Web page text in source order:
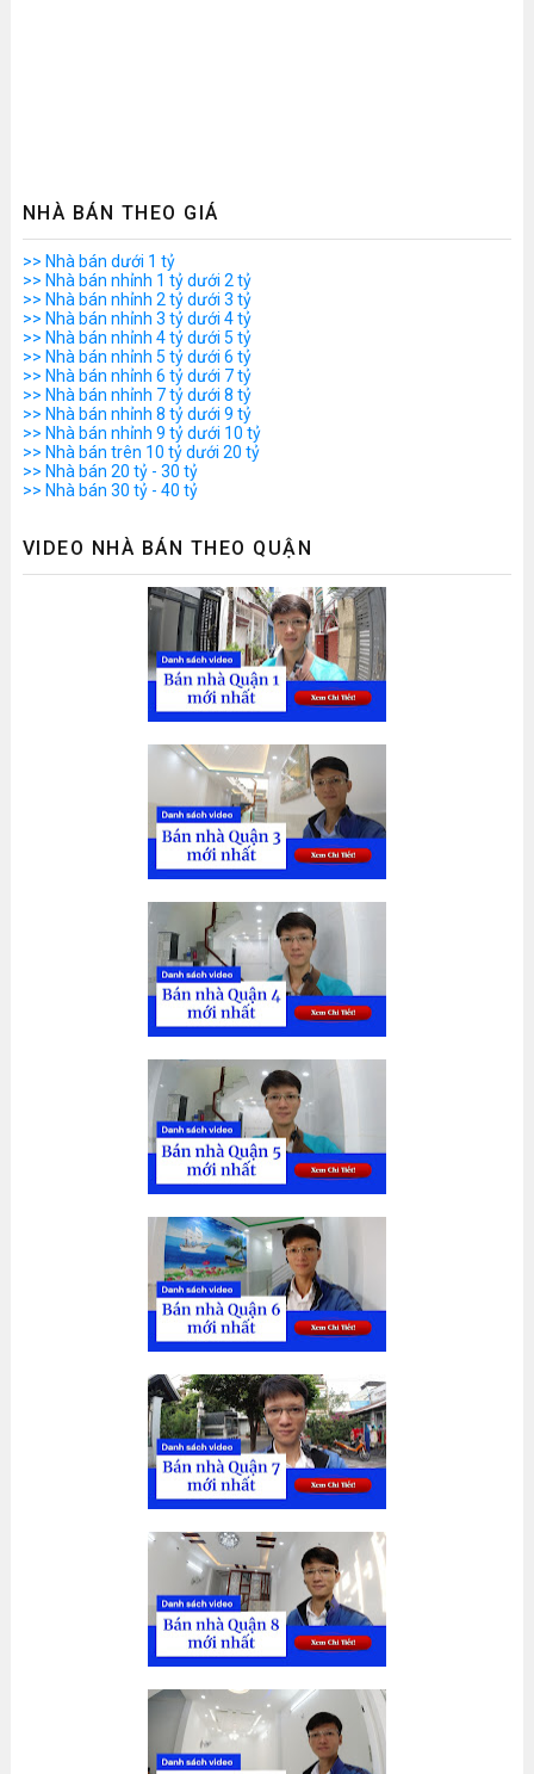
NHÀ BÁN THEO GIÁ
>> Nhà bán dưới 1 tỷ
>> Nhà bán nhỉnh 1 tỷ dưới 2 tỷ
>> Nhà bán nhỉnh 2 tỷ dưới 3 tỷ
>> Nhà bán nhỉnh 3 tỷ dưới 4 tỷ
>> Nhà bán nhỉnh 4 tỷ dưới 5 tỷ
>> Nhà bán nhỉnh 5 tỷ dưới 6 tỷ
>> Nhà bán nhỉnh 6 tỷ dưới 7 tỷ
>> Nhà bán nhỉnh 7 tỷ dưới 8 tỷ
>> Nhà bán nhỉnh 8 tỷ dưới 9 tỷ
>> Nhà bán nhỉnh 9 tỷ dưới 10 tỷ
>> Nhà bán trên 10 tỷ dưới 20 tỷ
>> Nhà bán 20 tỷ - 30 tỷ
>> Nhà bán 30 tỷ - 40 tỷ
VIDEO NHÀ BÁN THEO QUẬN